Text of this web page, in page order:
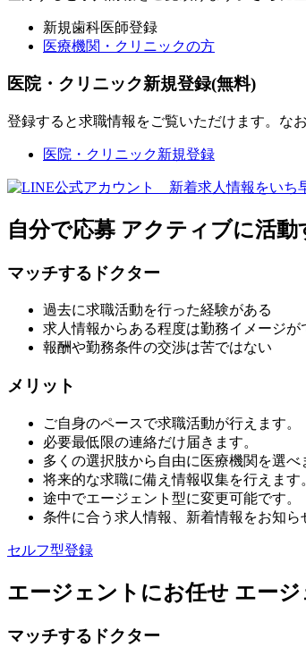
新規歯科医師登録
医療機関・クリニックの方
医院・クリニック新規登録(無料)
登録すると求職情報をご覧いただけます。な
医院・クリニック新規登録
自分で応募 アクティブに活
マッチするドクター
過去に求職活動を行った経験がある
求人情報からある程度は勤務イメージが
報酬や勤務条件の交渉は苦ではない
メリット
ご自身のペースで求職活動が行えます。
必要最低限の連絡だけ届きます。
多くの選択肢から自由に医療機関を選べ
将来的な求職に備え情報収集を行えます
途中でエージェント型に変更可能です。
条件に合う求人情報、新着情報をお知ら
セルフ型登録
エージェントにお任せ エー
マッチするドクター